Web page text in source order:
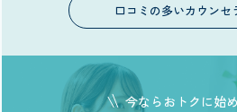
口コミの多いカウンセ
今ならおトクに始